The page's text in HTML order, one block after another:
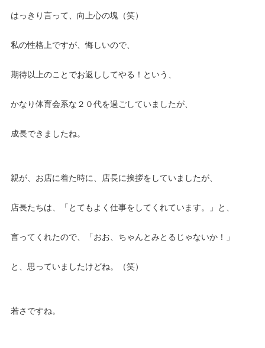
はっきり言って、向上心の塊（笑）
私の性格上ですが、悔しいので、
期待以上のことでお返ししてやる！という、
かなり体育会系な２０代を過ごしていましたが、
成長できましたね。
親が、お店に着た時に、店長に挨拶をしていましたが、
店長たちは、「とてもよく仕事をしてくれています。」と、
言ってくれたので、「おお、ちゃんとみとるじゃないか！」
と、思っていましたけどね。（笑）
若さですね。